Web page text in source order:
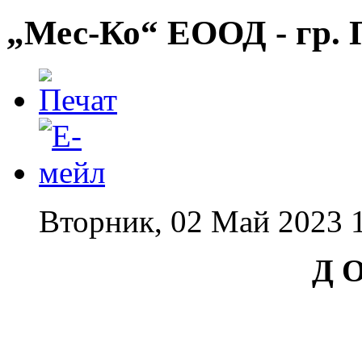
„Мес-Ко“ ЕООД - гр.
Вторник, 02 Май 2023
Д